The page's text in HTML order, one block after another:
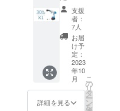
届けするた
めの、日本
市場進出を
サポートし
ています。
製品の販売
だけでなく
早割
30％OF
F !】多
機能洗
車セッ
「KaiTa
k」×1
一般予
定販売
価
支援
者：
7人
お届
け予
定：
2023
年10
月
詳細を見る
こ
の
リ
タ
ー
ン
を